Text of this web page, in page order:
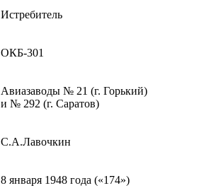
Истребитель
ОКБ-301
Авиазаводы № 21 (г. Горький)
и № 292 (г. Саратов)
С.А.Лавочкин
8 января 1948 года («174»)